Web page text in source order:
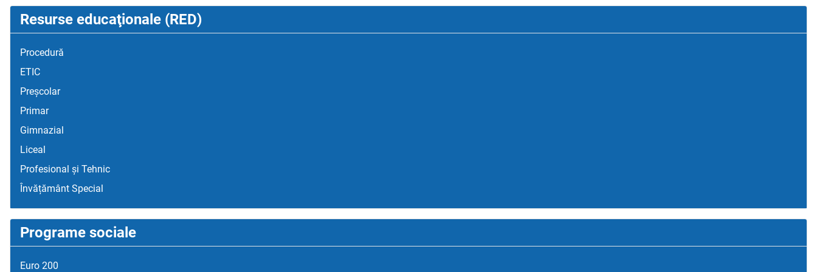
Resurse educaţionale (RED)
Procedură
ETIC
Preșcolar
Primar
Gimnazial
Liceal
Profesional și Tehnic
Învățământ Special
Programe sociale
Euro 200